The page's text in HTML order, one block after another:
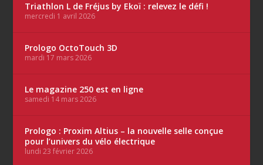
Triathlon L de Fréjus by Ekoï : relevez le défi !
mercredi 1 avril 2026
Prologo OctoTouch 3D
mardi 17 mars 2026
Le magazine 250 est en ligne
samedi 14 mars 2026
Prologo : Proxim Altius – la nouvelle selle conçue
pour l’univers du vélo électrique
lundi 23 février 2026